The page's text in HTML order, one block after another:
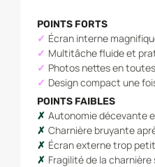
POINTS FORTS
Écran interne
Multitâche fluide et
Photos nettes en
Design compact une
POINTS FAIBLES
Autonomie décevante
Charnière bruyante
Écran externe trop
Fragilité de la charnière